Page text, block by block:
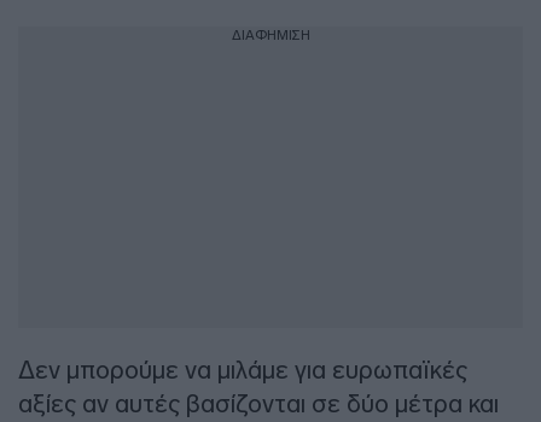
ΔΙΑΦΗΜΙΣΗ
Δεν μπορούμε να μιλάμε για ευρωπαϊκές
αξίες αν αυτές βασίζονται σε δύο μέτρα και